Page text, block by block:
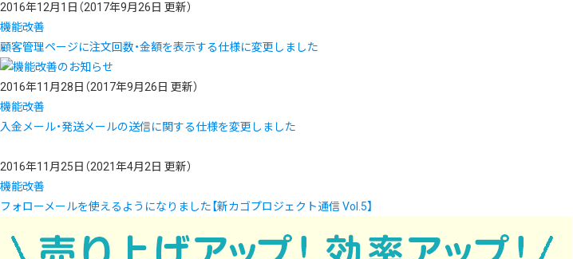
2016年12月1日 （2017年9月26日 更新）
機能改善
顧客管理ページに注文回数・金額を表示する仕様に変更しました
2016年11月28日 （2017年9月26日 更新）
機能改善
入金メール・発送メールの送信に関する仕様を変更しました
2016年11月25日 （2021年4月2日 更新）
機能改善
フォローメールを使えるようになりました【新カゴプロジェクト通信 Vol.5】